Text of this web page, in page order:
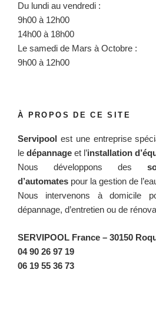
Du lundi au vendredi :
9h00 à 12h00
14h00 à 18h00
Le samedi de Mars à Octobre :
9h00 à 12h00
À PROPOS DE CE SITE
Servipool est une entreprise
le dépannage et l’installation
Nous développons des
d’automates pour la gestion de
Nous intervenons à domicile
dépannage, d’entretien ou de
SERVIPOOL France – 30150
04 90 26 97 19
06 19 55 36 73